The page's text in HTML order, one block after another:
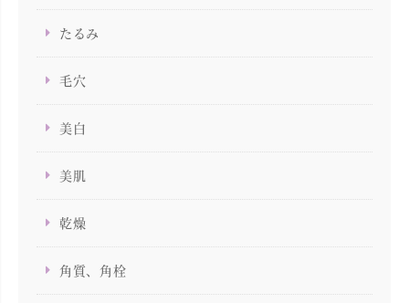
たるみ
毛穴
美白
美肌
乾燥
角質、角栓